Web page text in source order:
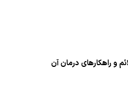
و راهکارهای درمان آن